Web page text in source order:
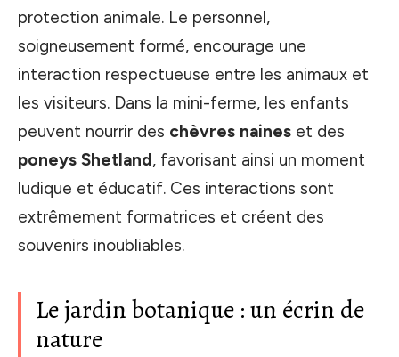
protection animale. Le personnel,
soigneusement formé, encourage une
interaction respectueuse entre les animaux et
les visiteurs. Dans la mini-ferme, les enfants
peuvent nourrir des chèvres naines et des
poneys Shetland, favorisant ainsi un moment
ludique et éducatif. Ces interactions sont
extrêmement formatrices et créent des
souvenirs inoubliables.
Le jardin botanique : un écrin de
nature